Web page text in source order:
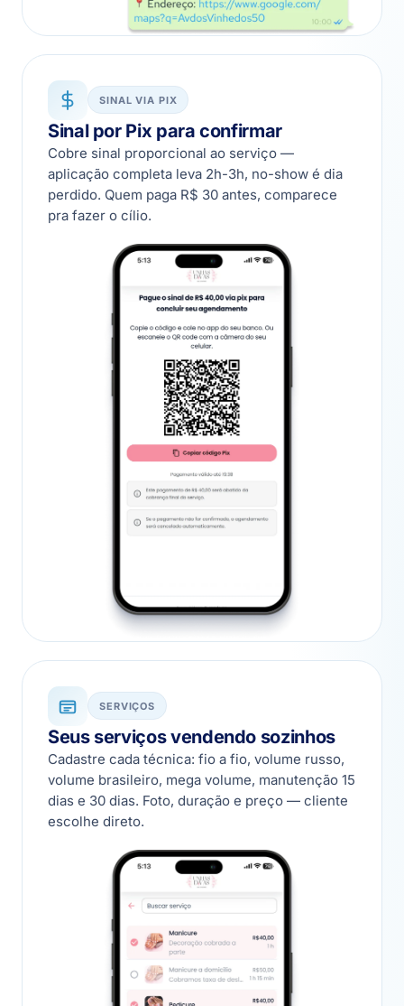
SINAL VIA PIX
Sinal por Pix para confirmar
Cobre sinal proporcional ao serviço —
aplicação completa leva 2h-3h, no-show é dia
perdido. Quem paga R$ 30 antes, comparece
pra fazer o cílio.
SERVIÇOS
Seus serviços vendendo sozinhos
Cadastre cada técnica: fio a fio, volume russo,
volume brasileiro, mega volume, manutenção 15
dias e 30 dias. Foto, duração e preço — cliente
escolhe direto.